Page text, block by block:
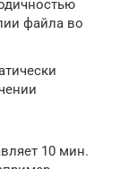
файла во
10 мин.